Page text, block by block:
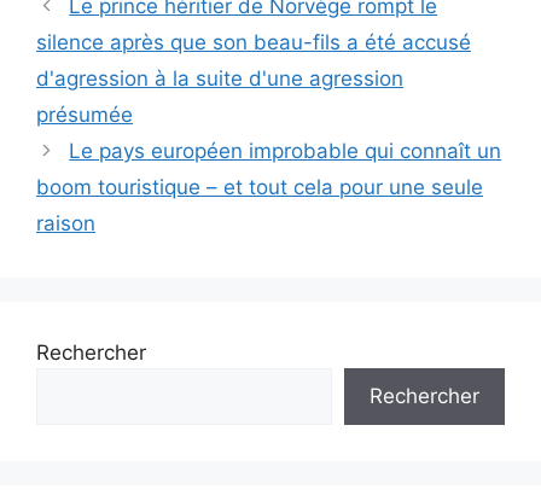
Le prince héritier de Norvège rompt le
silence après que son beau-fils a été accusé
d'agression à la suite d'une agression
présumée
Le pays européen improbable qui connaît un
boom touristique – et tout cela pour une seule
raison
Rechercher
Rechercher